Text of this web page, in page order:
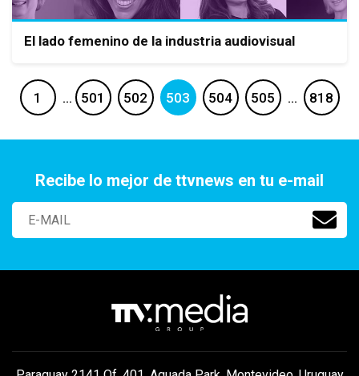
El lado femenino de la industria audiovisual
1 … 501 502 503 504 505 … 818
Recibe lo mejor de ttvnews en tu e-mail